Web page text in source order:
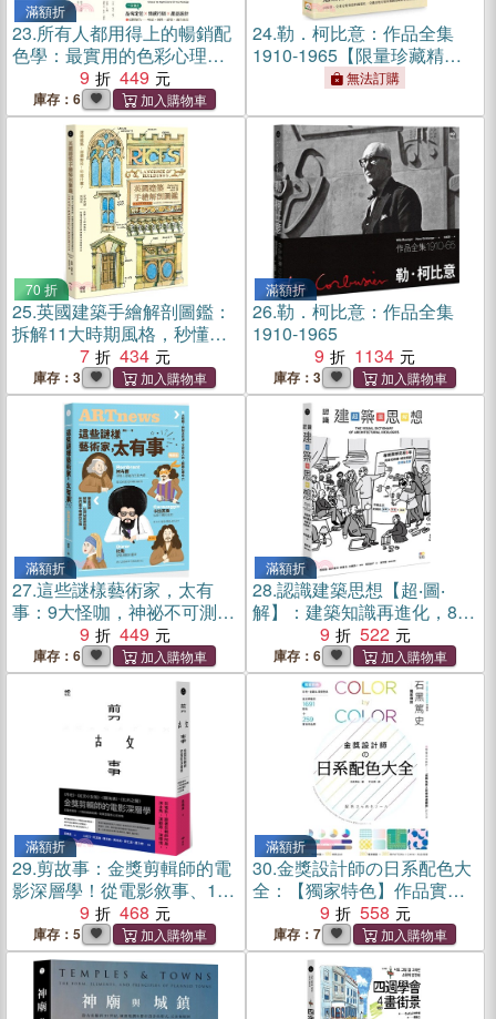
滿額折
23.所有人都用得上的暢銷配
色學：最實用的色彩心理學&
產品配色法，搞懂色彩味
道、個性、感覺和適用商品
9 449
庫存：6
24.勒．柯比意：作品全集
1910-1965【限量珍藏精裝
無法訂購
70 折
25.英國建築手繪解剖圖鑑：
拆解11大時期風格，秒懂英
國建築的關鍵細部與裝飾語
7 434
庫存：3
滿額折
26.勒．柯比意：作品全集
1910-1965
9
1134
庫存：3
滿額折
27.這些謎樣藝術家，太有
事：9大怪咖，神祕不可測，
不可告人的，都藏在畫
中？！【暢銷版】
9 449
庫存：6
滿額折
28.認識建築思想【超‧圖‧
解】：建築知識再進化，8年
濃縮精煉，更簡明更易懂，
用最短距離，圖解關鍵思潮&
名家
9 522
庫存：6
滿額折
29.剪故事：金獎剪輯師的電
影深層學！從電影敘事、17
階段戲劇結構，到類型電影
心法攻略
9 468
庫存：5
滿額折
30.金獎設計師の日系配色大
全：【獨家特色】作品實拍
照＋彩色、金銀＆清透色
系，1691款設計師級配色，
更有CMYK、RGB色號，漸
層、圖樣好工具
9 558
庫存：7